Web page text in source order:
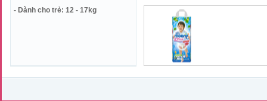
- Dành cho trẻ: 12 - 17kg